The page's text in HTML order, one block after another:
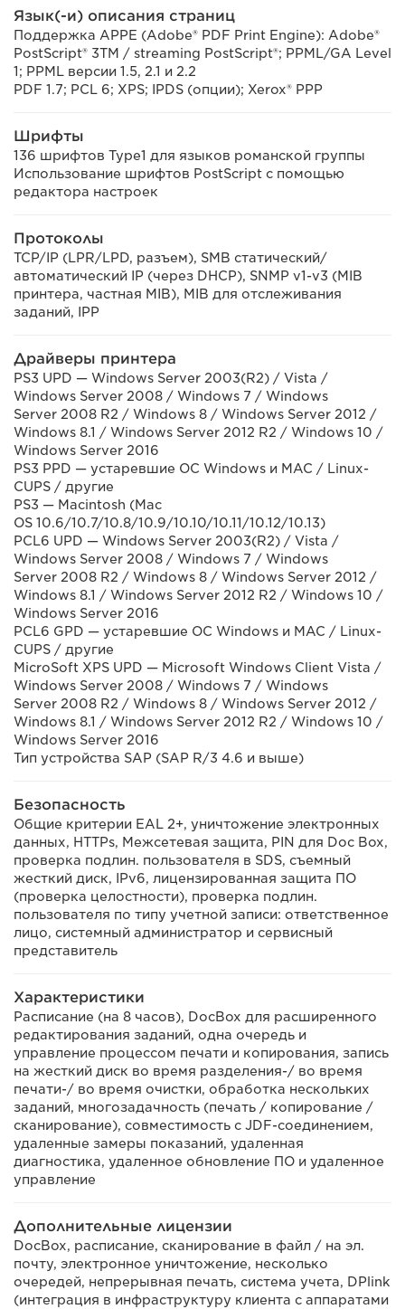
Язык(-и) описания страниц
Поддержка APPE (Adobe® PDF Print Engine): Adobe®
PostScript® 3TM / streaming PostScript®; PPML/GA Level
1; PPML версии 1.5, 2.1 и 2.2
PDF 1.7; PCL 6; XPS; IPDS (опции); Xerox® PPP
Шрифты
136 шрифтов Type1 для языков романской группы
Использование шрифтов PostScript с помощью
редактора настроек
Протоколы
TCP/IP (LPR/LPD, разъем), SMB статический/
автоматический IP (через DHCP), SNMP v1-v3 (MIB
принтера, частная MIB), MIB для отслеживания
заданий, IPP
Драйверы принтера
PS3 UPD — Windows Server 2003(R2) / Vista /
Windows Server 2008 / Windows 7 / Windows
Server 2008 R2 / Windows 8 / Windows Server 2012 /
Windows 8.1 / Windows Server 2012 R2 / Windows 10 /
Windows Server 2016
PS3 PPD — устаревшие ОС Windows и MAC / Linux-
CUPS / другие
PS3 — Macintosh (Mac
OS 10.6/10.7/10.8/10.9/10.10/10.11/10.12/10.13)
PCL6 UPD — Windows Server 2003(R2) / Vista /
Windows Server 2008 / Windows 7 / Windows
Server 2008 R2 / Windows 8 / Windows Server 2012 /
Windows 8.1 / Windows Server 2012 R2 / Windows 10 /
Windows Server 2016
PCL6 GPD — устаревшие ОС Windows и MAC / Linux-
CUPS / другие
MicroSoft XPS UPD — Microsoft Windows Client Vista /
Windows Server 2008 / Windows 7 / Windows
Server 2008 R2 / Windows 8 / Windows Server 2012 /
Windows 8.1 / Windows Server 2012 R2 / Windows 10 /
Windows Server 2016
Тип устройства SAP (SAP R/3 4.6 и выше)
Безопасность
Общие критерии EAL 2+, уничтожение электронных
данных, HTTPs, Межсетевая защита, PIN для Doc Box,
проверка подлин. пользователя в SDS, съемный
жесткий диск, IPv6, лицензированная защита ПО
(проверка целостности), проверка подлин.
пользователя по типу учетной записи: ответственное
лицо, системный администратор и сервисный
представитель
Характеристики
Расписание (на 8 часов), DocBox для расширенного
редактирования заданий, одна очередь и
управление процессом печати и копирования, запись
на жесткий диск во время разделения-/ во время
печати-/ во время очистки, обработка нескольких
заданий, многозадачность (печать / копирование /
сканирование), совместимость с JDF-соединением,
удаленные замеры показаний, удаленная
диагностика, удаленное обновление ПО и удаленное
управление
Дополнительные лицензии
DocBox, расписание, сканирование в файл / на эл.
почту, электронное уничтожение, несколько
очередей, непрерывная печать, система учета, DPlink
(интеграция в инфраструктуру клиента с аппаратами